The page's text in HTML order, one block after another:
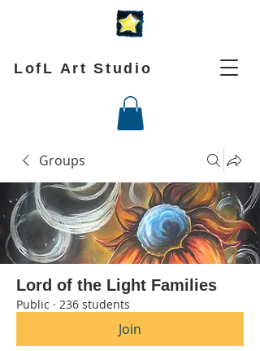
LofL Art Studio
Groups
Lord of the Light Families
Public · 236 students
Join